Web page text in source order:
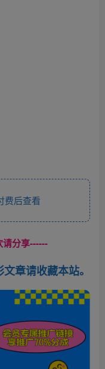
费后查看
分享------
章请收藏本站。